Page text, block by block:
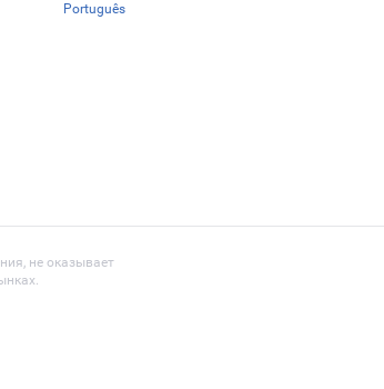
Português
не оказывает